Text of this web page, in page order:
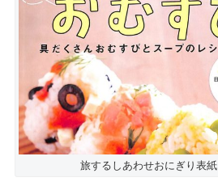
旅するしあわせおにぎり表紙